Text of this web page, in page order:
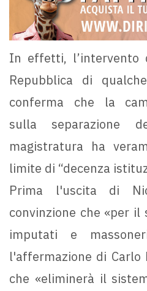
In effetti, l’intervento
Repubblica di
conferma che la
sulla separazione
magistratura ha
limite di “decenza
Prima l'uscita di
convinzione che «per
imputati e
l'affermazione di Carlo
che «eliminerà il